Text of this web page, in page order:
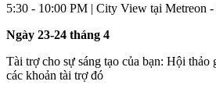
5:30 - 10:00 PM | City View tại Metreon -
Ngày 23-24 tháng 4
Tài trợ cho sự sáng tạo của bạn: Hội thảo
các khoản tài trợ đó